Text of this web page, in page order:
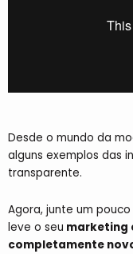
Desde o mundo da
alguns exemplos das
transparente.
Agora, junte um
leve o seu marketing
completamente